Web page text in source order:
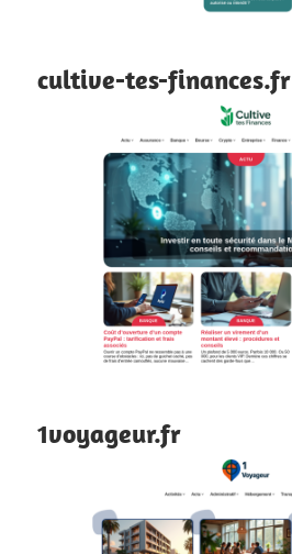
cultive-tes-finances.fr
1voyageur.fr